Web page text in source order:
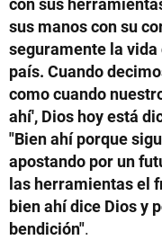
sus manos con su
seguramente la
país. Cuando
como cuando
ahí', Dios hoy está
"Bien ahí porque
apostando por un
las herramientas el
bien ahí dice Dios y
bendición".